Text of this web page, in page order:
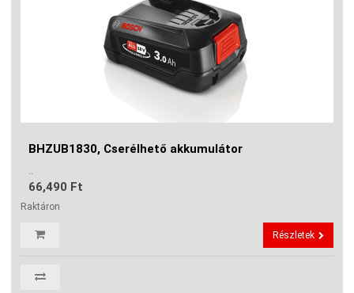
BHZUB1830, Cserélhető akkumulátor
..
66,490 Ft
Raktáron
Részletek